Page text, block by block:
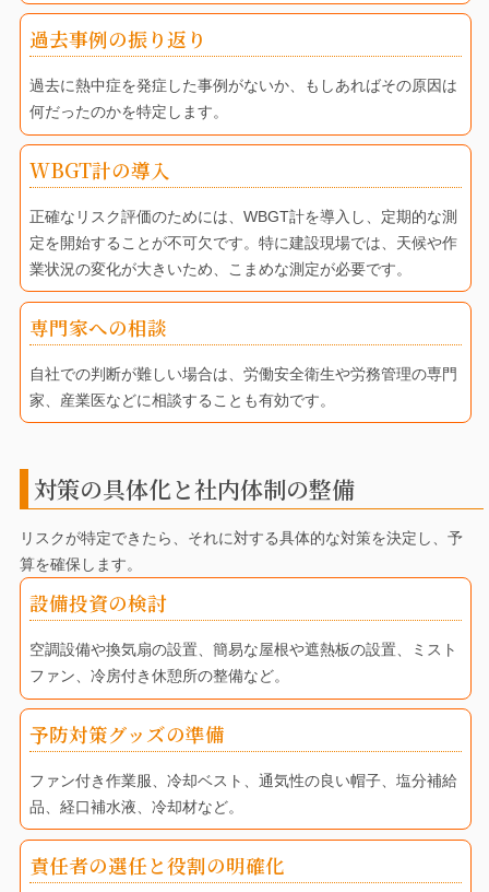
過去事例の振り返り
過去に熱中症を発症した事例がないか、もしあればその原因は
何だったのかを特定します。
WBGT計の導入
正確なリスク評価のためには、WBGT計を導入し、定期的な測
定を開始することが不可欠です。特に建設現場では、天候や作
業状況の変化が大きいため、こまめな測定が必要です。
専門家への相談
自社での判断が難しい場合は、労働安全衛生や労務管理の専門
家、産業医などに相談することも有効です。
対策の具体化と社内体制の整備
リスクが特定できたら、それに対する具体的な対策を決定し、予
算を確保します。
設備投資の検討
空調設備や換気扇の設置、簡易な屋根や遮熱板の設置、ミスト
ファン、冷房付き休憩所の整備など。
予防対策グッズの準備
ファン付き作業服、冷却ベスト、通気性の良い帽子、塩分補給
品、経口補水液、冷却材など。
責任者の選任と役割の明確化